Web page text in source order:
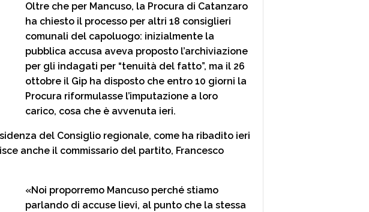
Oltre che per Mancuso, la Procura di Catanzaro
ha chiesto il processo per altri 18 consiglieri
comunali del capoluogo: inizialmente la
pubblica accusa aveva proposto l’archiviazione
per gli indagati per “tenuità del fatto”, ma il 26
ottobre il Gip ha disposto che entro 10 giorni la
Procura riformulasse l’imputazione a loro
carico, cosa che è avvenuta ieri.
del Consiglio regionale, come ha ribadito ieri
anche il commissario del partito, Francesco
«Noi proporremo Mancuso perché stiamo
parlando di accuse lievi, al punto che la stessa